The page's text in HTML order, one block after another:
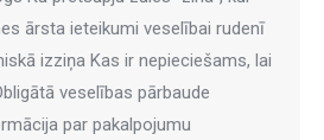
ārsta ieteikumi veselībai rudenī
izziņa Kas ir nepieciešams, lai
veselības pārbaude
par pakalpojumu